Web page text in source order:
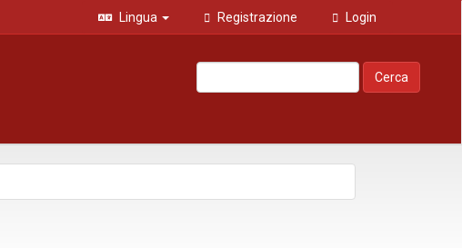
Lingua Registrazione Login
Cerca